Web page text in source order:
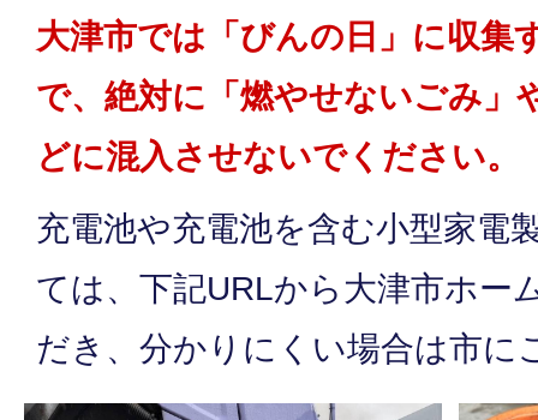
大津市では「びんの日」に収集
で、 絶対に「燃やせないごみ」
どに混入させないでください。
充電池や充電池を含む小型家電
ては、下記URLから大津市ホー
だき、分かりにくい場合は市に